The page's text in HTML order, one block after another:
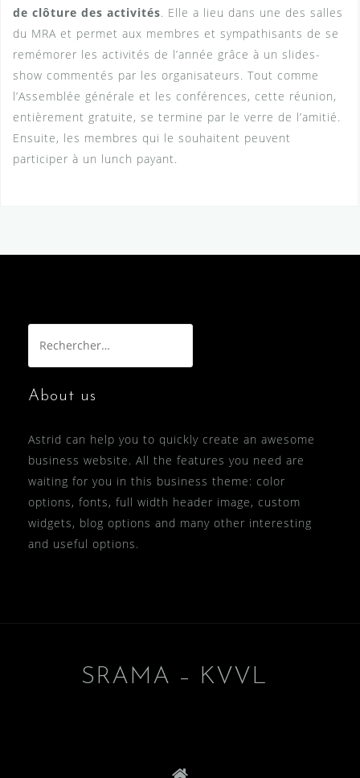
de clôture des activités. Elle a lieu dans une des salles
du MRA et permet aux membres et sympathisants de se
remémorer les activités de l’année grâce à un slides-
show commentés par les organisateurs. Tout comme
l’Assemblée générale et les conférences, cette réunion,
entièrement gratuite, se termine par le verre de l’amitié.
Ensuite, les membres qui le souhaitent peuvent
participer à un lunch payant.
About us
Astrid can help you to quickly create an awesome
business website. All the features you need are
waiting for you in this business theme: color
options, fonts, full width header image, custom
widgets, blog options and many other interesting
and useful options.
SRAMA – KVVL